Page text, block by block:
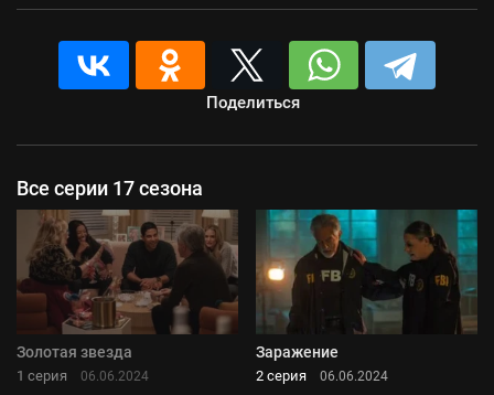
Поделиться
Все серии 17 сезона
Золотая звезда
1 серия 06.06.2024
Заражение
2 серия 06.06.2024